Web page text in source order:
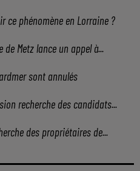
ce phénomène en Lorraine ?
Metz lance un appel à...
sont annulés
recherche des candidats...
des propriétaires de...